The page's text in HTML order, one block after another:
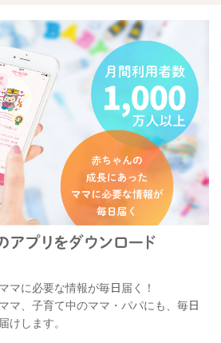
マに必要な情報が毎日届く！
マ、子育て中のママ・パパにも、毎日
けします。